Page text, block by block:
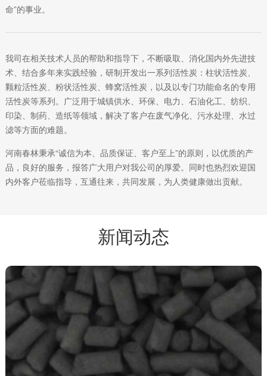
命”的事业。
我司在相关技术人员的帮助和指导下，不断吸取、消化国内外先进技
术、结合多年来实践经验，研制开发出一系列活性炭：柱状活性炭、
颗粒活性炭、粉状活性炭、蜂窝活性炭，以及以专门功能命名的专用
活性炭等系列。广泛用于城镇供水、环保、电力、石油化工、纺织、
印染、制药、造纸等领域，解决了客户在废气净化、污水处理、水过
滤等方面的难题。
河南春林秉承“诚信为本、品质保证、客户至上”的原则，以优质的产
品，良好的服务，报答广大用户对我公司的厚爱。同时也热烈欢迎国
内外客户莅临指导，互通往来，共同发展，为人类健康做出贡献。
新闻动态